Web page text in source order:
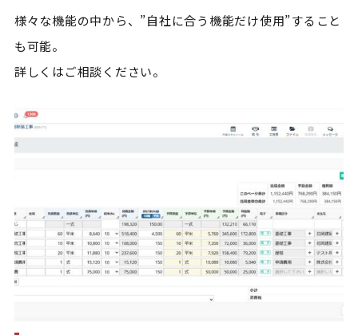
様々な機能の中から、”自社に合う機能だけ使用”すること
も可能。
詳しくはご相談ください。